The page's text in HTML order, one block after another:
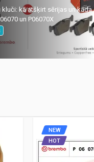
kluči: kā atšķirt sērijas un kāda
un P06070X
NEW
HOT